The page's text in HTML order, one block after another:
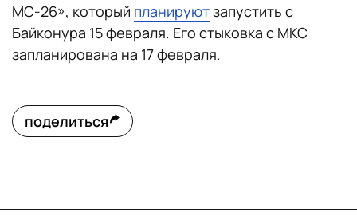
МС-26», который планируютзапустить с
Байконура 15 февраля. Его стыковка с МКС
запланирована на 17 февраля.
поделиться